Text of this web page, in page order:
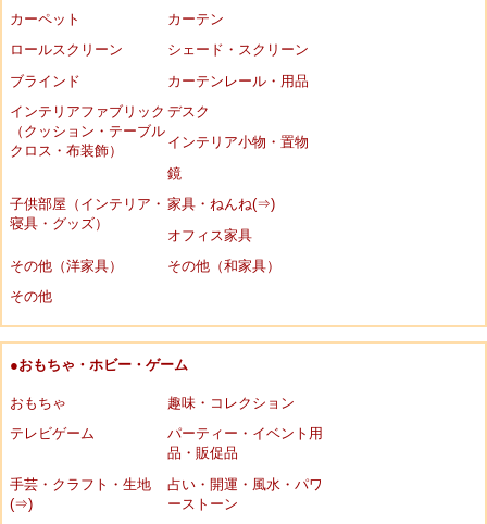
カーペット
カーテン
ロールスクリーン
シェード・スクリーン
ブラインド
カーテンレール・用品
インテリアファブリック
（クッション・テーブル
クロス・布装飾）
デスク
インテリア小物・置物
鏡
子供部屋（インテリア・
寝具・グッズ）
家具・ねんね(⇒)
オフィス家具
その他（洋家具）
その他（和家具）
その他
●おもちゃ・ホビー・ゲーム
おもちゃ
趣味・コレクション
テレビゲーム
パーティー・イベント用
品・販促品
手芸・クラフト・生地
(⇒)
占い・開運・風水・パワ
ーストーン